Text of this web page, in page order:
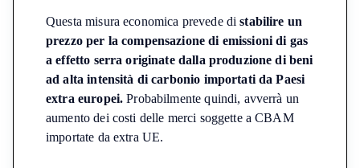
Questa misura economica prevede distabilire un
prezzo per la compensazione di emissioni di gas
a effetto serra originate dalla produzione di beni
ad alta intensità di carbonio importati da Paesi
extra europei. Probabilmente quindi, avverrà un
aumento dei costi delle merci soggette a CBAM
importate da extra UE.